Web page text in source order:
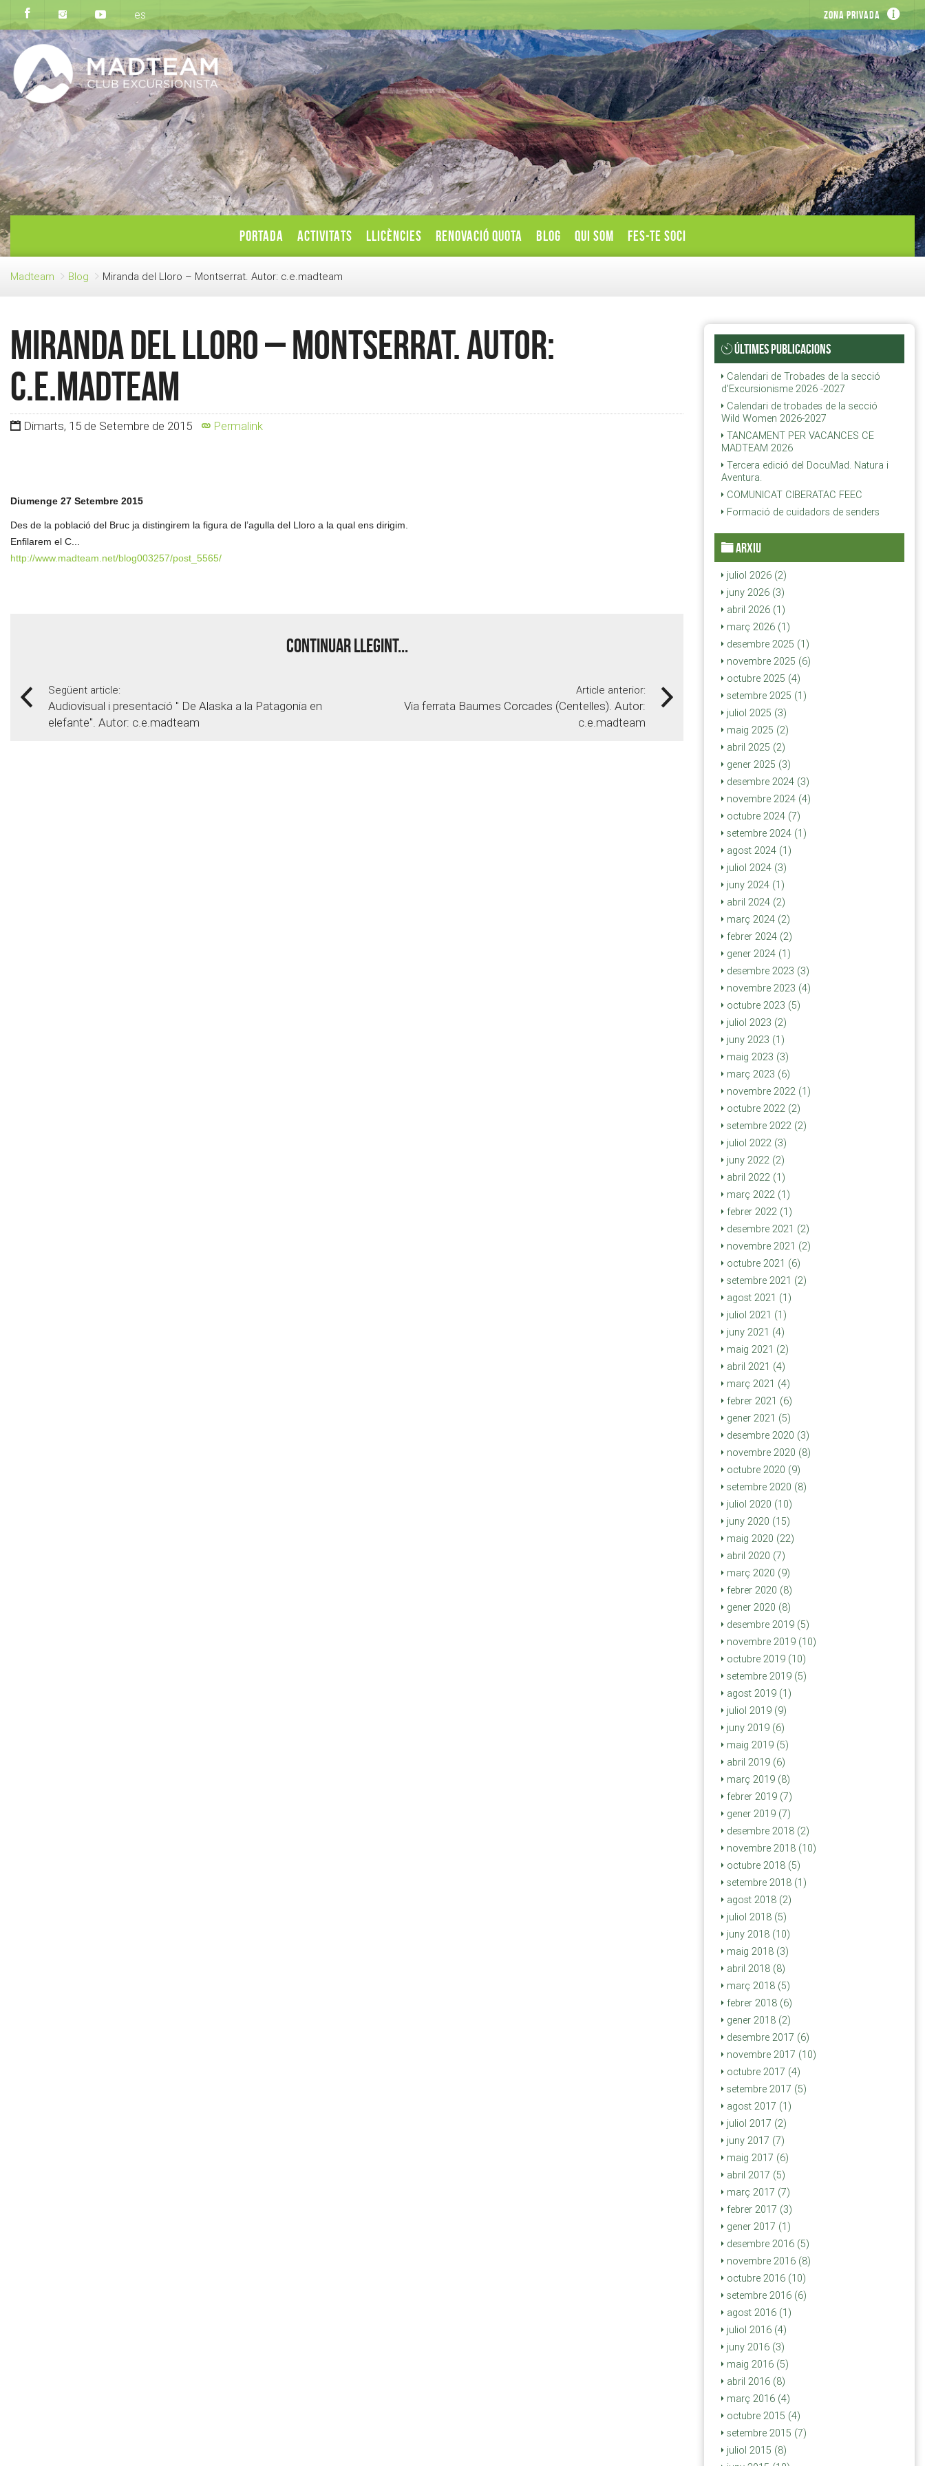
es Zona privada
PORTADA ACTIVITATS LLICÈNCIES RENOVACIÓ QUOTA BLOG QUI SOM FES-TE SOCI
Madteam Blog Miranda del Lloro – Montserrat. Autor: c.e.madteam
Miranda del Lloro – Montserrat. Autor:
c.e.madteam
Dimarts, 15 de Setembre de 2015 Permalink
Diumenge 27 Setembre 2015
Des de la població del Bruc ja distingirem la figura de l’agulla del Lloro a la qual ens dirigim.
Enfilarem el C...
http://www.madteam.net/blog003257/post_5565/
Continuar llegint...
Següent article:
Audiovisual i presentació " De Alaska a la Patagonia en
elefante". Autor: c.e.madteam
Article anterior:
Via ferrata Baumes Corcades (Centelles). Autor:
c.e.madteam
ÚLTIMES PUBLICACIONS
Calendari de Trobades de la secció
d'Excursionisme 2026 -2027
Calendari de trobades de la secció
Wild Women 2026-2027
TANCAMENT PER VACANCES CE
MADTEAM 2026
Tercera edició del DocuMad. Natura i
Aventura.
COMUNICAT CIBERATAC FEEC
Formació de cuidadors de senders
ARXIU
juliol 2026 (2)
juny 2026 (3)
abril 2026 (1)
març 2026 (1)
desembre 2025 (1)
novembre 2025 (6)
octubre 2025 (4)
setembre 2025 (1)
juliol 2025 (3)
maig 2025 (2)
abril 2025 (2)
gener 2025 (3)
desembre 2024 (3)
novembre 2024 (4)
octubre 2024 (7)
setembre 2024 (1)
agost 2024 (1)
juliol 2024 (3)
juny 2024 (1)
abril 2024 (2)
març 2024 (2)
febrer 2024 (2)
gener 2024 (1)
desembre 2023 (3)
novembre 2023 (4)
octubre 2023 (5)
juliol 2023 (2)
juny 2023 (1)
maig 2023 (3)
març 2023 (6)
novembre 2022 (1)
octubre 2022 (2)
setembre 2022 (2)
juliol 2022 (3)
juny 2022 (2)
abril 2022 (1)
març 2022 (1)
febrer 2022 (1)
desembre 2021 (2)
novembre 2021 (2)
octubre 2021 (6)
setembre 2021 (2)
agost 2021 (1)
juliol 2021 (1)
juny 2021 (4)
maig 2021 (2)
abril 2021 (4)
març 2021 (4)
febrer 2021 (6)
gener 2021 (5)
desembre 2020 (3)
novembre 2020 (8)
octubre 2020 (9)
setembre 2020 (8)
juliol 2020 (10)
juny 2020 (15)
maig 2020 (22)
abril 2020 (7)
març 2020 (9)
febrer 2020 (8)
gener 2020 (8)
desembre 2019 (5)
novembre 2019 (10)
octubre 2019 (10)
setembre 2019 (5)
agost 2019 (1)
juliol 2019 (9)
juny 2019 (6)
maig 2019 (5)
abril 2019 (6)
març 2019 (8)
febrer 2019 (7)
gener 2019 (7)
desembre 2018 (2)
novembre 2018 (10)
octubre 2018 (5)
setembre 2018 (1)
agost 2018 (2)
juliol 2018 (5)
juny 2018 (10)
maig 2018 (3)
abril 2018 (8)
març 2018 (5)
febrer 2018 (6)
gener 2018 (2)
desembre 2017 (6)
novembre 2017 (10)
octubre 2017 (4)
setembre 2017 (5)
agost 2017 (1)
juliol 2017 (2)
juny 2017 (7)
maig 2017 (6)
abril 2017 (5)
març 2017 (7)
febrer 2017 (3)
gener 2017 (1)
desembre 2016 (5)
novembre 2016 (8)
octubre 2016 (10)
setembre 2016 (6)
agost 2016 (1)
juliol 2016 (4)
juny 2016 (3)
maig 2016 (5)
abril 2016 (8)
març 2016 (4)
octubre 2015 (4)
setembre 2015 (7)
juliol 2015 (8)